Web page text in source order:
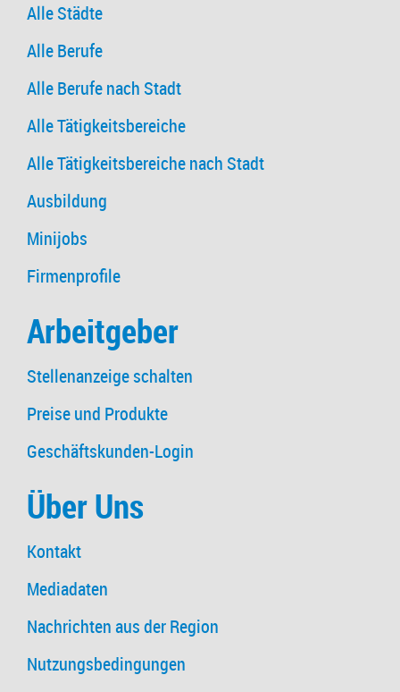
Alle Städte
Alle Berufe
Alle Berufe nach Stadt
Alle Tätigkeitsbereiche
Alle Tätigkeitsbereiche nach Stadt
Ausbildung
Minijobs
Firmenprofile
Arbeitgeber
Stellenanzeige schalten
Preise und Produkte
Geschäftskunden-Login
Über Uns
Kontakt
Mediadaten
Nachrichten aus der Region
Nutzungsbedingungen